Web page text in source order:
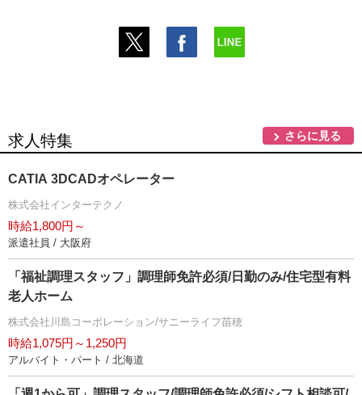
求人特集 さらに見る
CATIA 3DCADオペレーター
株式会社インターテクノ
時給1,800円～
派遣社員 / 大阪府
「福祉調理スタッフ」調理師免許必須/日勤のみ/住宅型有料
老人ホーム
株式会社川島コーポレーション/サニーライフ苗穂
時給1,075円～1,250円
アルバイト・パート / 北海道